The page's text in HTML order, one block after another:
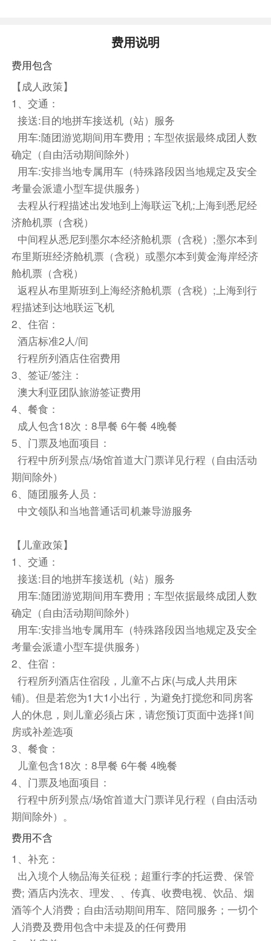
【温馨提示】：本产品行程线路行走前后顺序可能
会根据内陆飞机、天气、交通等情况，对您的行程
进行适当调整（如调整行程行走顺序/景点/场馆的
游览/参观顺序等），以确保行程顺利进行，敬请
谅解！
【关于联运特别提醒！！！】
【温馨提示】：此产品可配东航联运，如需国内段
联运，请【务必】在对应出发站点进入产品或者下
单时备注清楚，联运城市默认与订单内出发城市一
致，下单后不可修改、调整。若无需联运，请从上
海站点进行预定，无联运的无费用可退。请知悉！
（例如出发城市为北京，默认客户需要北京往返上
海的联运；选择上海出发默认无联运）
注意：①如遇报名班期时段您所在城市无可联运航
班，将安排临近城市往返联运，城际交通客户自理
； ②如您对于东航联运规则不认同，请谨慎报
名！③如一旦帮您配好联运航班后，您无法单独放
弃国内联运航班，一旦放弃国内联运航班，对应的
国际段机票也会自动被取消，因此导致的出行受
阻，还请后果自理！！
【如不接受以上所述政策，请谨慎报名】
【请注意】：2025年10/11、10/18、10/25、
11/1、11/8出发班期：10月13日至10月18日期
间，蓝山Cableway 丛林缆车定期维护关闭，于
10月18日重新开放；10月20日至11月15日期间
蓝山Railway绞链车定期维护关闭，于11月15日
重新开放。维修期间无费用可退，介意者慎定！
餐饮
早餐：自理
住宿
夜宿飞机
第2天
上海✈悉尼（国际段参考航班：MU735 00:15
13:35）
飞机上
飞机上（注意：9/25、9/27班期午餐安排中式团
餐；10/4、10/18班期午餐安排简餐）
前往【悉尼网红火车站Circular Quay】约20分钟
悉尼网红火车站Circular Quay 位于新南威尔士州
首府悉尼都市区，位于悉尼港湾（Sydney
Cove）北岸，毗邻悉尼歌剧院（东南侧）和悉尼
港湾大桥（西北侧），连接便利朗角
（Bennelong Point）与岩石区（The Rocks），
因其独特的U形海湾轮廓得名。
中式团餐八菜一汤（参考菜单：海南鸡（半只），
咕咾肉，姜葱鱼片，椒盐鱿鱼，蒸水蛋，麻婆豆
腐，鱼香茄子，炒杂菜，例汤，米饭）
餐饮
早餐：自理
中餐：自理
晚餐：自理
费用说明
费用包含
【成人政策】
1、交通：
接送:目的地拼车接送机（站）服务
用车:随团游览期间用车费用；车型依据最终成团人数
确定（自由活动期间除外）
用车:安排当地专属用车（特殊路段因当地规定及安全
考量会派遣小型车提供服务）
去程从行程描述出发地到上海联运飞机;上海到悉尼经
济舱机票（含税）
中间程从悉尼到墨尔本经济舱机票（含税）;墨尔本到
布里斯班经济舱机票（含税）或墨尔本到黄金海岸经济
舱机票（含税）
返程从布里斯班到上海经济舱机票（含税）;上海到行
程描述到达地联运飞机
2、住宿：
酒店标准2人/间
行程所列酒店住宿费用
3、签证/签注：
澳大利亚团队旅游签证费用
4、餐食：
成人包含18次：8早餐 6午餐 4晚餐
5、门票及地面项目：
行程中所列景点/场馆首道大门票详见行程（自由活动
期间除外）
6、随团服务人员：
中文领队和当地普通话司机兼导游服务
【儿童政策】
1、交通：
接送:目的地拼车接送机（站）服务
用车:随团游览期间用车费用；车型依据最终成团人数
确定（自由活动期间除外）
用车:安排当地专属用车（特殊路段因当地规定及安全
考量会派遣小型车提供服务）
2、住宿：
行程所列酒店住宿段，儿童不占床(与成人共用床
铺)。但是若您为1大1小出行，为避免打搅您和同房客
人的休息，则儿童必须占床，请您预订页面中选择1间
房或补差选项
3、餐食：
儿童包含18次：8早餐 6午餐 4晚餐
4、门票及地面项目：
行程中所列景点/场馆首道大门票详见行程（自由活动
期间除外）。
费用不含
1、补充：
出入境个人物品海关征税；超重行李的托运费、保管
费; 酒店内洗衣、理发、、传真、收费电视、饮品、烟
酒等个人消费；自由活动期间用车、陪同服务；一切个
人消费及费用包含中未提及的任何费用